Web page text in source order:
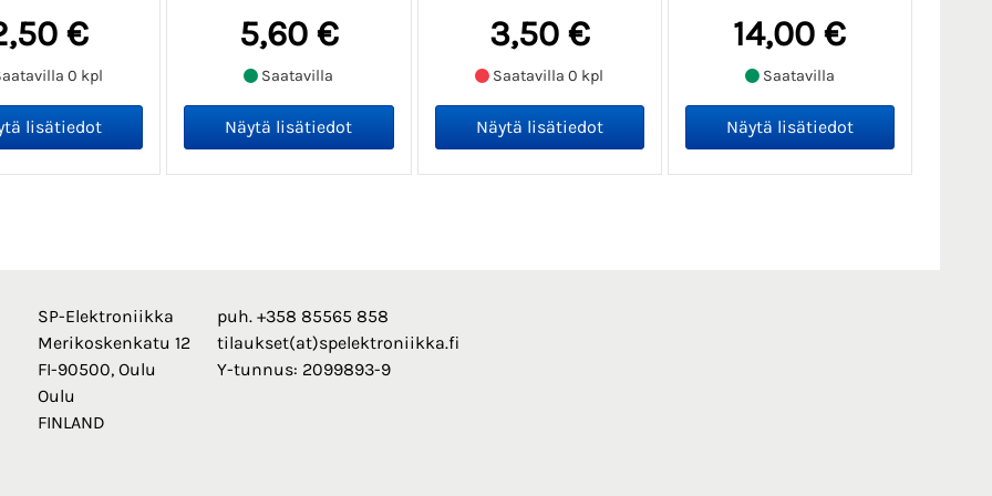
€
0 kpl
5,60 €
Saatavilla
3,50 €
Saatavilla 0 kpl
14,00 €
Saatavilla
SP-Elektroniikka
Merikoskenkatu 12
FI-90500, Oulu
Oulu
FINLAND
puh. +358 85565 858
tilaukset(at)spelektroniikka.fi
Y-tunnus: 2099893-9